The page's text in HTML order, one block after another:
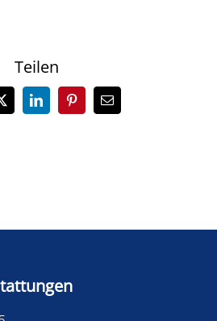
Teilen
X LinkedInPinterest
E-
Mail